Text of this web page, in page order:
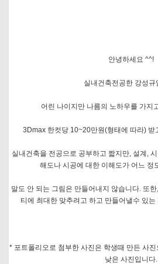
안녕하세요 ^^!
실내건축전공한 강성규
어린 나이지만 나름의 노하우를 가지
3Dmax 한컷당 10~20만원(형태에 따라) 받
실내건축을 전공으로 공부하고 짧지만, 설계,
해도나 시공에 대한 이해도가 어느 정
말도 안 되는 그림은 만들어내지 않습니다. 또
티에 최대한 맞추려고 하고 만들어낼수 있
* 포트폴리오로 첨부한 사진은 학생때 만든 사
낮은 사진입니다.